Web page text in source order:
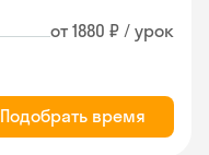
от 1880 ₽ / урок
Подобрать время